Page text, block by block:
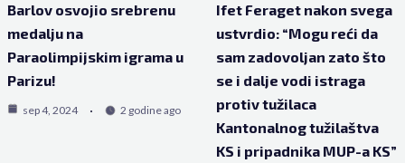
Barlov osvojio srebrenu
medalju na
Paraolimpijskim igrama u
Parizu!
sep 4, 2024 2 godine ago
Ifet Feraget nakon svega
ustvrdio: “Mogu reći da
sam zadovoljan zato što
se i dalje vodi istraga
protiv tužilaca
Kantonalnog tužilaštva
KS i pripadnika MUP-a KS”